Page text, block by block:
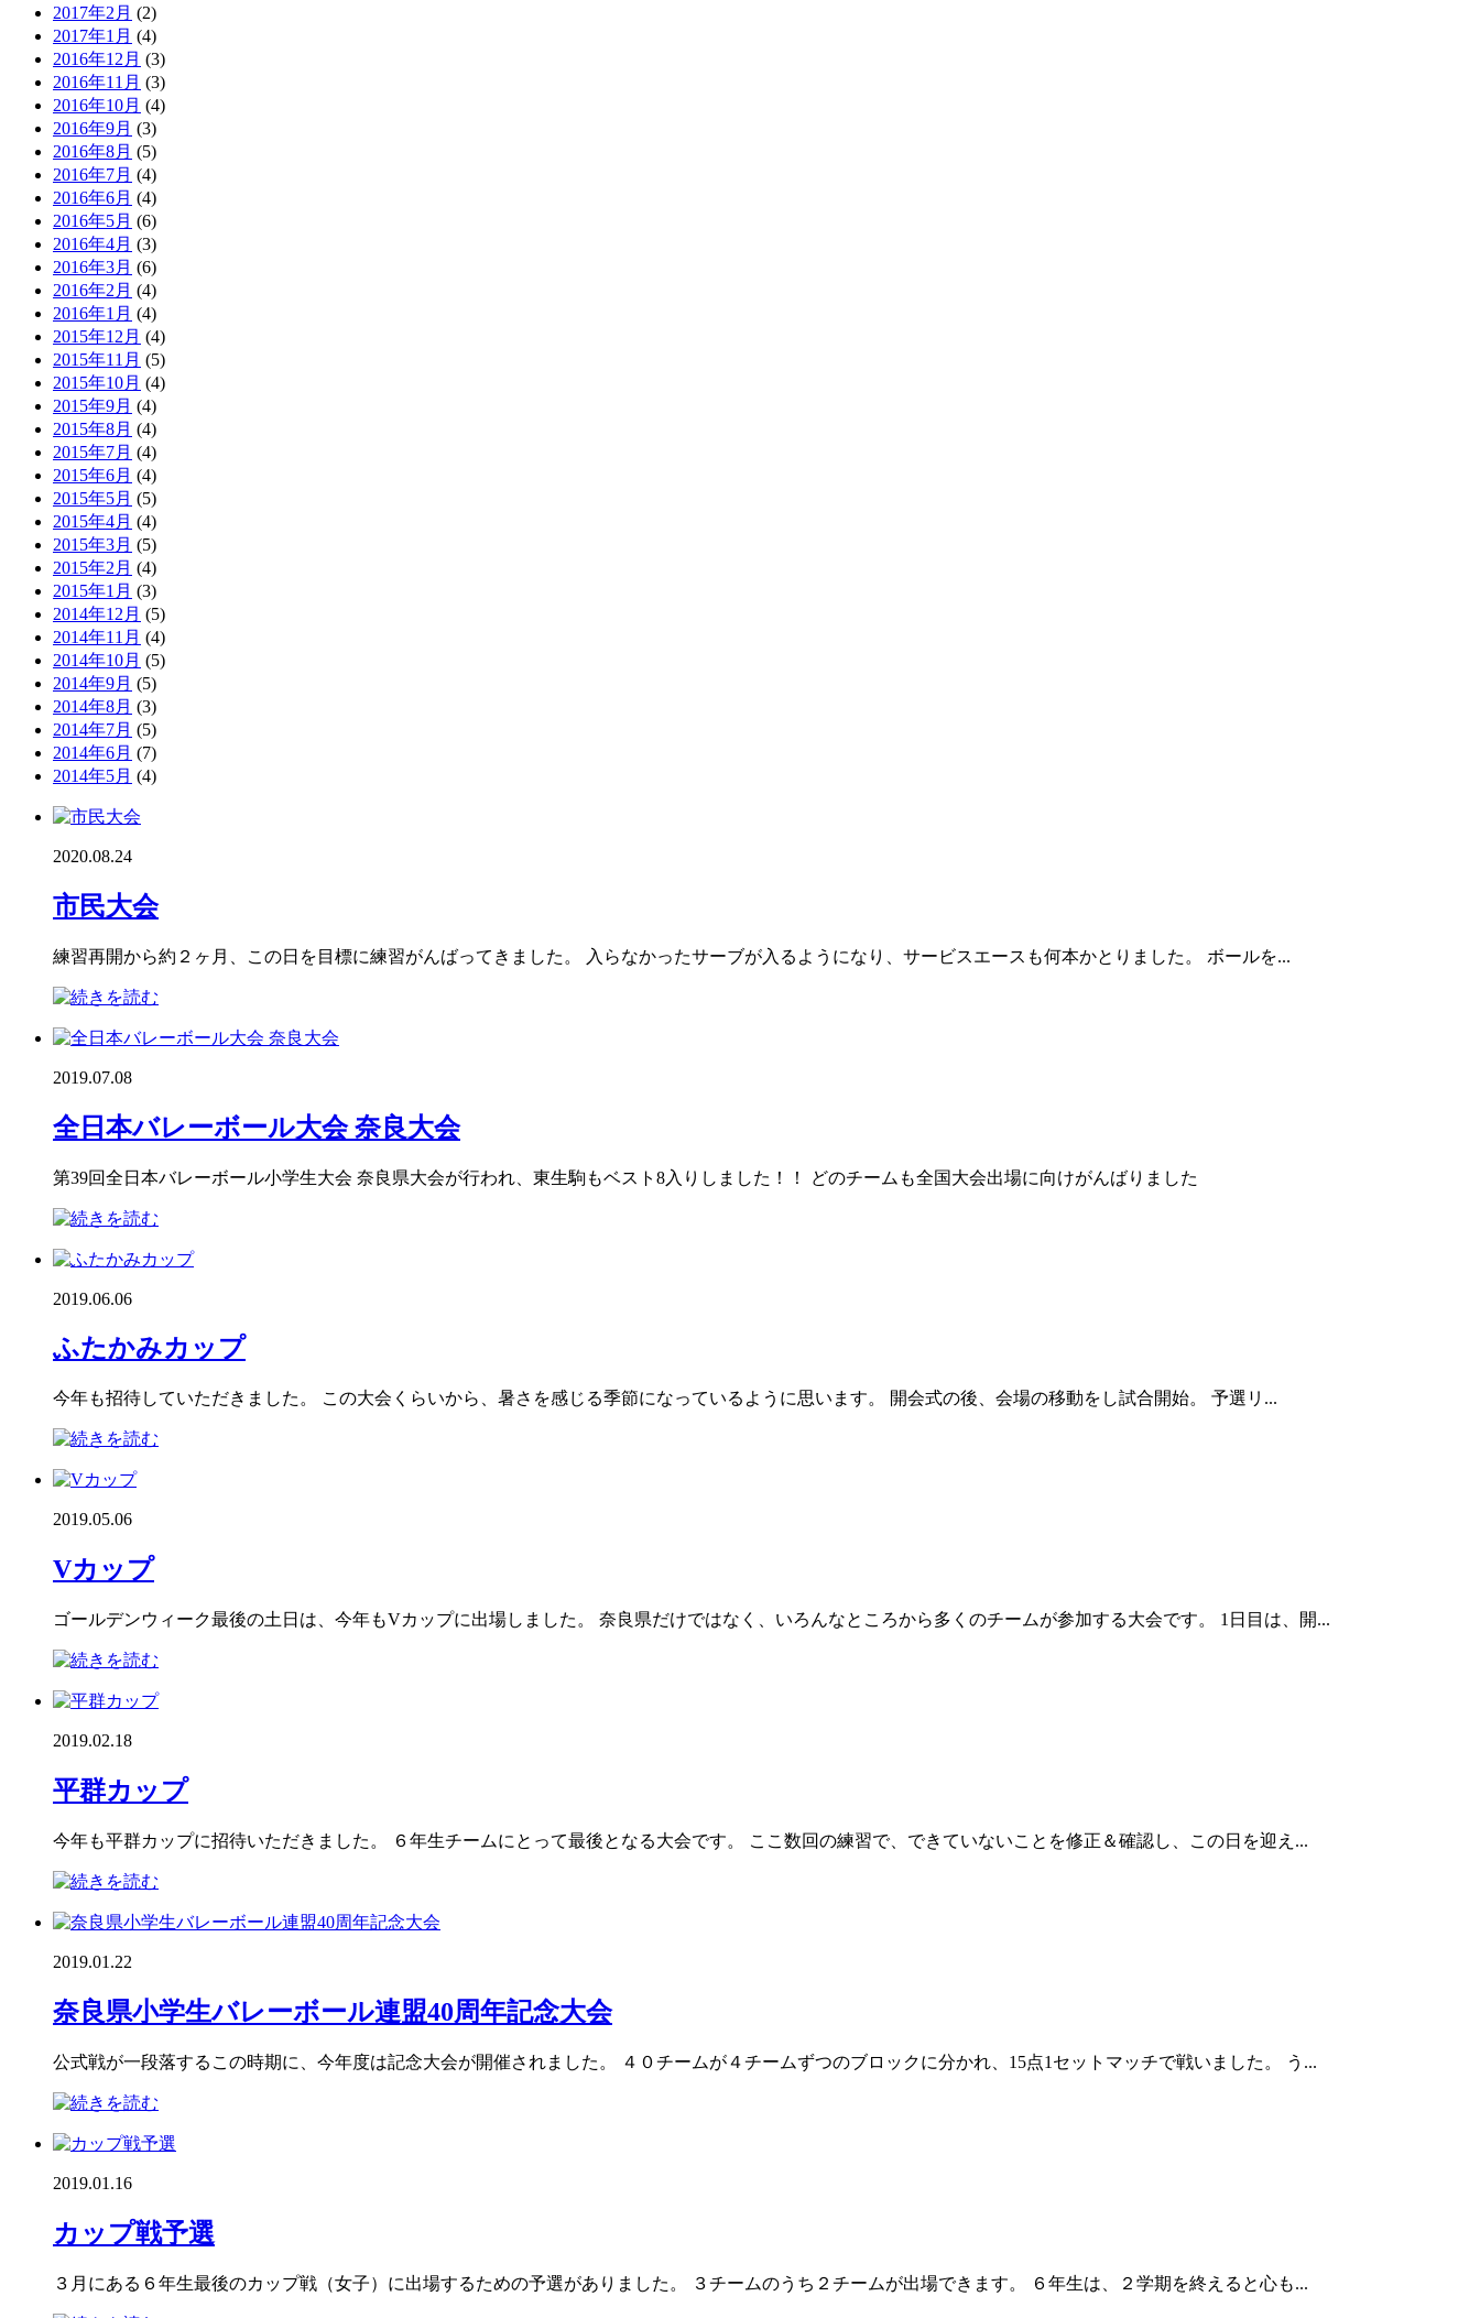
2017年2月 (2)
2017年1月 (4)
2016年12月 (3)
2016年11月 (3)
2016年10月 (4)
2016年9月 (3)
2016年8月 (5)
2016年7月 (4)
2016年6月 (4)
2016年5月 (6)
2016年4月 (3)
2016年3月 (6)
2016年2月 (4)
2016年1月 (4)
2015年12月 (4)
2015年11月 (5)
2015年10月 (4)
2015年9月 (4)
2015年8月 (4)
2015年7月 (4)
2015年6月 (4)
2015年5月 (5)
2015年4月 (4)
2015年3月 (5)
2015年2月 (4)
2015年1月 (3)
2014年12月 (5)
2014年11月 (4)
2014年10月 (5)
2014年9月 (5)
2014年8月 (3)
2014年7月 (5)
2014年6月 (7)
2014年5月 (4)
2020.08.24
市民大会
練習再開から約２ヶ月、この日を目標に練習がんばってきました。 入らなかったサーブが入るようになり、サービスエースも何本かとりました。 ボールを...
2019.07.08
全日本バレーボール大会 奈良大会
第39回全日本バレーボール小学生大会 奈良県大会が行われ、東生駒もベスト8入りしました！！ どのチームも全国大会出場に向けがんばりました
2019.06.06
ふたかみカップ
今年も招待していただきました。 この大会くらいから、暑さを感じる季節になっているように思います。 開会式の後、会場の移動をし試合開始。 予選リ...
2019.05.06
Vカップ
ゴールデンウィーク最後の土日は、今年もVカップに出場しました。 奈良県だけではなく、いろんなところから多くのチームが参加する大会です。 1日目は、開...
2019.02.18
平群カップ
今年も平群カップに招待いただきました。 ６年生チームにとって最後となる大会です。 ここ数回の練習で、できていないことを修正＆確認し、この日を迎え...
2019.01.22
奈良県小学生バレーボール連盟40周年記念大会
公式戦が一段落するこの時期に、今年度は記念大会が開催されました。 ４０チームが４チームずつのブロックに分かれ、15点1セットマッチで戦いました。 う...
2019.01.16
カップ戦予選
３月にある６年生最後のカップ戦（女子）に出場するための予選がありました。 ３チームのうち２チームが出場できます。 ６年生は、２学期を終えると心も...